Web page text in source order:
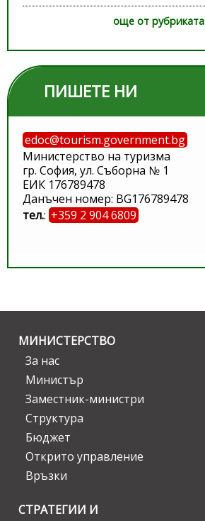
още от рубриката
ПИШЕТЕ НИ
edoc@tourism.government.bg
Министерство на туризма
гр. София, ул. Съборна № 1
ЕИК 176789478
Данъчен номер: BG176789478
тел.: +359 2 904 6809
МИНИСТЕРСТВО
За нас
Министър
Заместник-министри
Структура
Бюджет
Открито управление
Връзки
СТРАТЕГИИ И